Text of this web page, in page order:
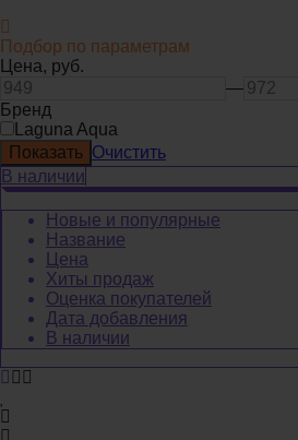
Подбор по параметрам
Цена, руб.
—
Бренд
Laguna Aqua
Очистить
В наличии
Новые и популярные
Название
Цена
Хиты продаж
Оценка покупателей
Дата добавления
В наличии